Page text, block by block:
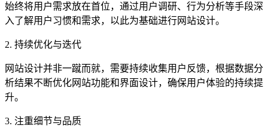
始终将用户需求放在首位，通过用户调研、行为分析等手段深
入了解用户习惯和需求，以此为基础进行网站设计。
2. 持续优化与迭代
网站设计并非一蹴而就，需要持续收集用户反馈，根据数据分
析结果不断优化网站功能和界面设计，确保用户体验的持续提
升。
3. 注重细节与品质